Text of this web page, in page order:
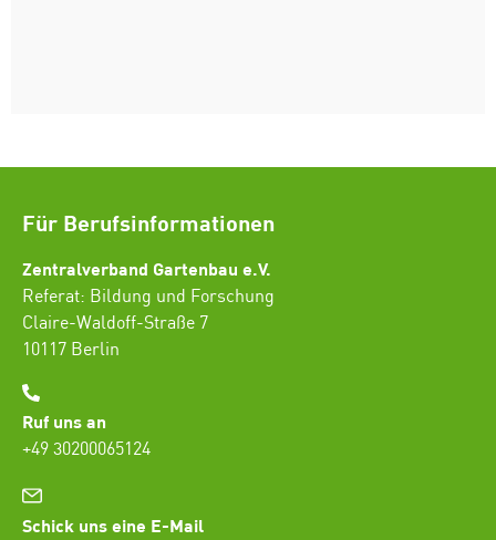
Für Berufsinformationen
Zentralverband Gartenbau e.V.
Referat: Bildung und Forschung
Claire-Waldoff-Straße 7
10117 Berlin
Ruf uns an
+49 30200065124
Schick uns eine E-Mail